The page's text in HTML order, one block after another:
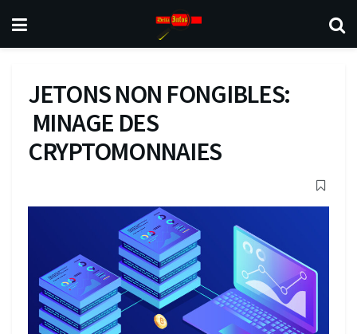
JETONS NON FONGIBLES:
MINAGE DES
CRYPTOMONNAIES